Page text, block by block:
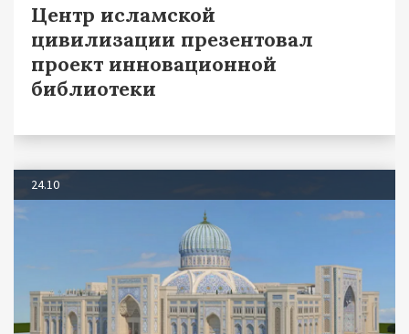
Центр исламской
цивилизации презентовал
проект инновационной
библиотеки
24.10